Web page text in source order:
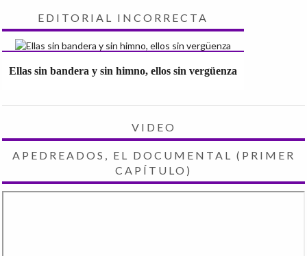
EDITORIAL INCORRECTA
Ellas sin bandera y sin himno, ellos sin vergüenza
VIDEO
APEDREADOS, EL DOCUMENTAL (PRIMER
CAPÍTULO)